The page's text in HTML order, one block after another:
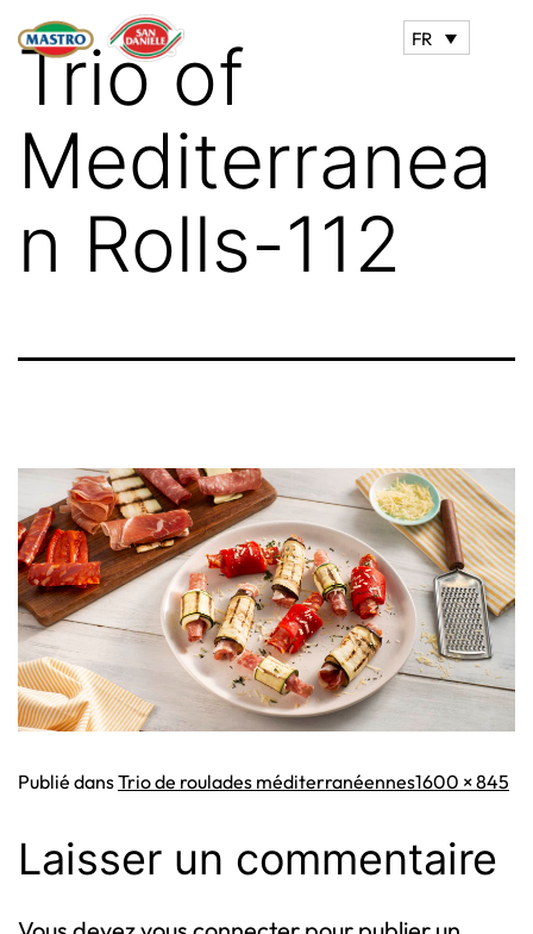
FR
Trio of
Mediterranea
n Rolls-112
Publié dansTrio de roulades méditerranéennesTaille
1600 × 845
Laisser un commentaire